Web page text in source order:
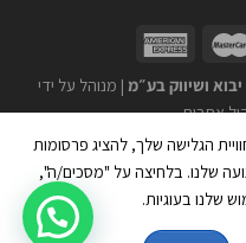
ושיווק בע״מ| מנוהל על ידי
הגלישה שלך, להציג פרסומות
שלנו. בלחיצה על "מסכים/ה",
שלנו בעוגיות.